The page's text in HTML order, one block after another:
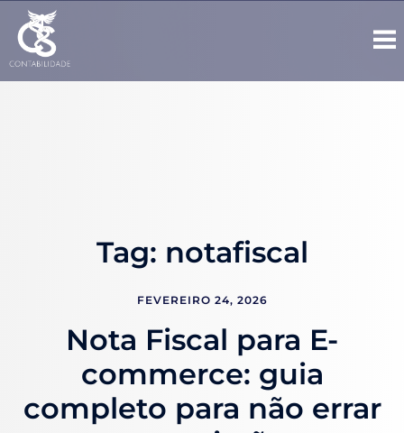
Tag: notafiscal
FEVEREIRO 24, 2026
Nota Fiscal para E-
commerce: guia
completo para não errar